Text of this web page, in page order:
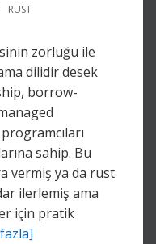
RUST
zorluğu ile
dilidir desek
borrow-
sahip. Bu
vermiş ya da rust
ilerlemiş ama
için pratik